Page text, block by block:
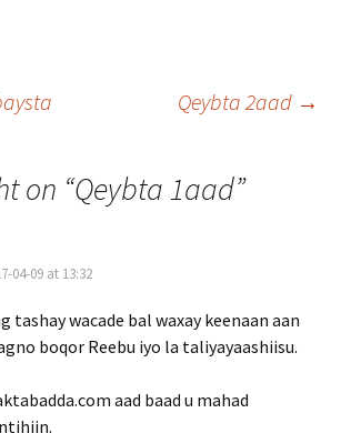
Qeybta 2aad →
on “Qeybta 1aad”
04-09 at 13:32
tashay wacade bal waxay keenaan aan
boqor Reebu iyo la taliyayaashiisu.
aad baad u mahad